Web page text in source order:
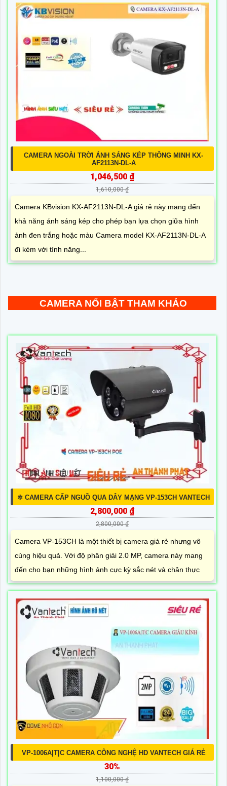
CAMERA NGOÀI TRỜI ÁNH SÁNG KÉP THÔNG MINH KX-
AF2113N-DL-A
1,046,500 ₫
1,610,000 ₫
Camera KBvision KX-AF2113N-DL-A giá rẻ này mang đến
khả năng ánh sáng kép cho phép bạn lựa chọn giữa hình
ảnh đen trắng hoặc màu Camera model KX-AF2113N-DL-A
đi kèm với tính năng...
CAMERA NỔI BẬT THAM KHẢO
✲ CAMERA CẤP NGUỒ QUA DÂY MẠNG VP-153CH VANTECH
2,800,000 ₫
2,800,000 ₫
Camera VP-153CH là một thiết bị camera giá rẻ nhưng vô
cùng hiệu quả. Với độ phân giải 2.0 MP, camera này mang
đến cho bạn những hình ảnh cực kỳ sắc nét và chân thực
VP-1006A|T|C CAMERA CÔNG NGHỆ HD VANTECH GIÁ RẺ
30%
1,100,000 ₫